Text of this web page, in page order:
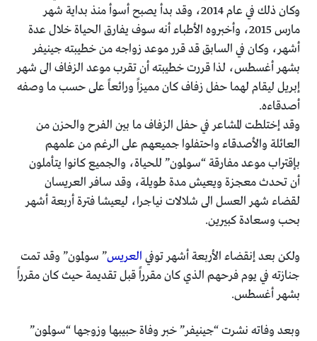
وكان ذلك في عام 2014، وقد بدأ يصبح أسوأ منذ بداية شهر
مارس 2015، وأخبروه الأطباء أنه سوف يفارق الحياة خلال عدة
أشهر، وكان في السابق قد قرر موعد زواجه من خطيبته جينيفر
بشهر أغسطس، لذا قررت خطيبته أن تقرب موعد الزفاف الى شهر
إبريل ليقام لهما حفل زفاف كان مميزاً ورائعاً على حسب ما وصفه
أصدقاءه.
وقد إختلطت المشاعر في حفل الزفاف ما بين الفرح والحزن من
العائلة والأصدقاء واحتفلوا جميعهم على الرغم من علمهم
بإقتراب موعد مفارقة “سولمون” للحياة، والجميع كانوا يتأملون
أن تحدث معجزة ويعيش مدة طويلة، وقد سافر العريسان
لقضاء شهر العسل الى شلالات نياجرا، ليعيشا فترة أربعة أشهر
بحب وسعادة كبيرين.
ولكن بعد إنقضاء الأربعة أشهر توفي العريس” سولمون” وقد تمت
جنازته في يوم فرحهم الذي كان مقرراً قبل تقديمة حيث كان مقرراً
بشهر أغسطس.
وبعد وفاته نشرت “جينيفر” خبر وفاة حبيبها وزوجها “سولمون”